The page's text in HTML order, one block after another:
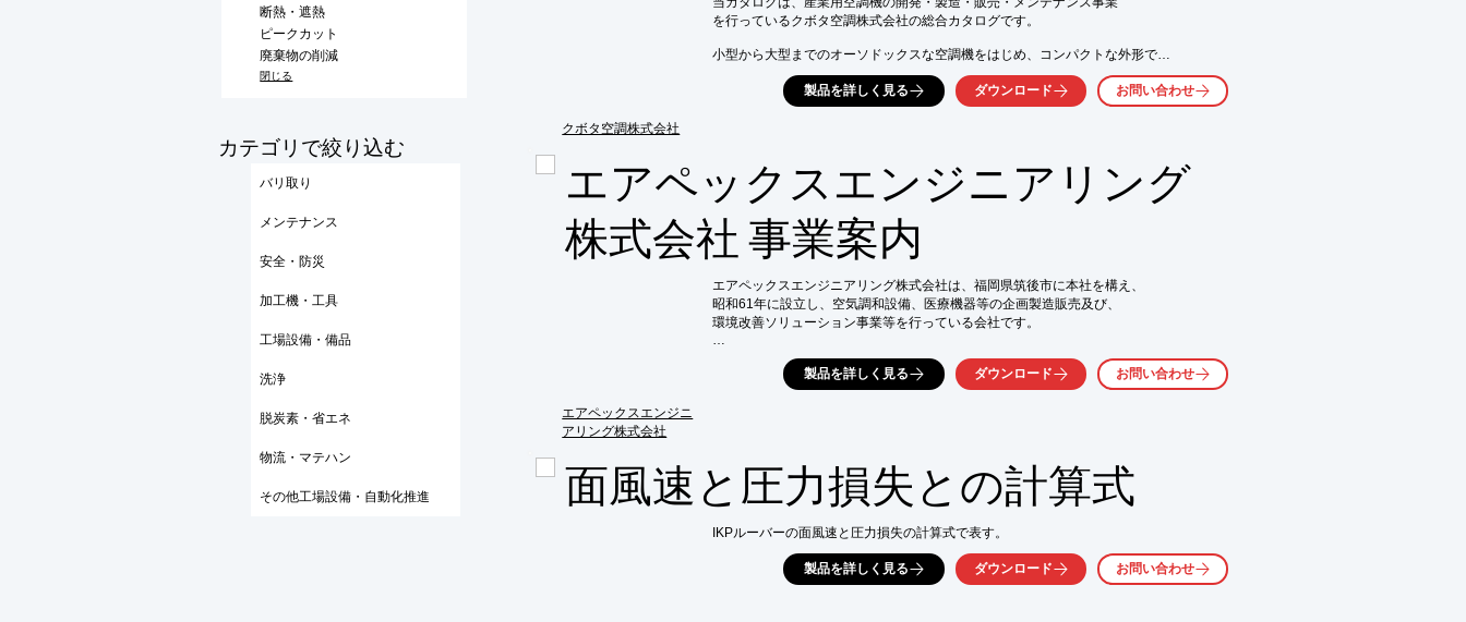
断熱・遮熱
ピークカット
廃棄物の削減
閉じる
​カテゴリで絞り込む
バリ取り
メンテナンス
安全・防災
加工機・工具
工場設備・備品
洗浄
脱炭素・省エネ
物流・マテハン
その他工場設備・自動化推進
クボタ空調株式会社
を行っているクボタ空調株式会社の総合カタログです。
小型から大型までのオーソドックスな空調機をはじめ、コンパクトな外形で
スペースを有効利用できる空調機や、フィルターやコイルなどの構成機器
など、様々な製品を掲載しております。
■空調事業部の紹介
■環境への取組み
■省エネルギーへの取組み
■設置例
■製品ラインアップ　など
製品を詳しく見る ダウンロード お問い合わせ
エアペックスエンジニアリング
株式会社 事業案内
エアペックスエンジニ
アリング株式会社
エアペックスエンジニアリング株式会社は、福岡県筑後市に本社を構え、
昭和61年に設立し、空気調和設備、医療機器等の企画製造販売及び、
環境改善ソリューション事業等を行っている会社です。
特殊空調分野で独自の技術を開発し、
お客様のニーズに応えております。
■環境改善ソリューション提案
■冷熱・空調システム設計
製品を詳しく見る ダウンロード お問い合わせ
面風速と圧力損失との計算式
IKPルーバーの面風速と圧力損失の計算式で表す。
製品を詳しく見る ダウンロード お問い合わせ